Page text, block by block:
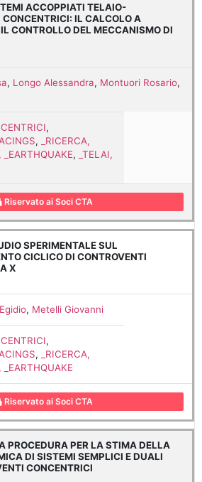
ACCOPPIATI TELAIO-
CONCENTRICI: IL CALCOLO A
CONTROLLO DEL MECCANISMO DI
, Longo Alessandra, Montuori Rosario,
,
,
_RICERCA,
_EARTHQUAKE,
_TELAI,
Riservato ai Soci CTA
SPERIMENTALE SUL
CICLICO DI CONTROVENTI
X
, Metelli Giovanni
,
,
_RICERCA,
_EARTHQUAKE
Riservato ai Soci CTA
PROCEDURA PER LA STIMA DELLA
DI SISTEMI SEMPLICI E DUALI
CONCENTRICI